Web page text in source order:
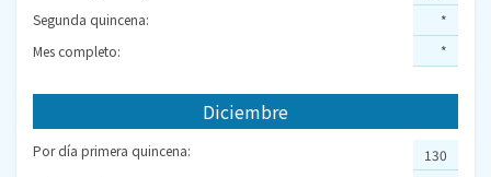
Segunda quincena:
Mes completo:
*
*
Diciembre
Por día primera quincena:
130